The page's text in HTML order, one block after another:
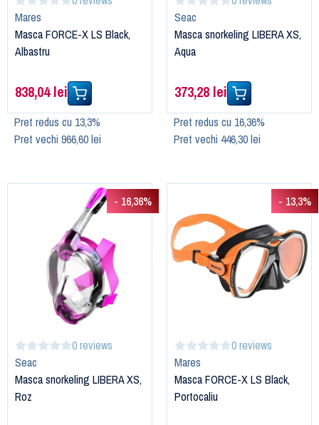
Mares
Masca FORCE-X LS Black,
Albastru
838,04 lei
Pret redus cu 13,3%
Pret vechi 966,60 lei
Seac
Masca snorkeling LIBERA XS,
Aqua
373,28 lei
Pret redus cu 16,36%
Pret vechi 446,30 lei
- 16,36%
0 reviews
Seac
Masca snorkeling LIBERA XS,
Roz
- 13,3%
0 reviews
Mares
Masca FORCE-X LS Black,
Portocaliu